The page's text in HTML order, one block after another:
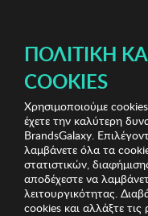
Mega Bazaar
Mega Bazaar
Λήγει σε: 00ημέρες |
ΠΟΛΙΤΙΚΉ
COOKIES
Χρησιμοποιούμε
έχετε την καλύτερη
BrandsGalaxy.
λαμβάνετε όλα τα
στατιστικών,
αποδέχεστε να
λειτουργικότητας.
cookies και αλλάξτε τις